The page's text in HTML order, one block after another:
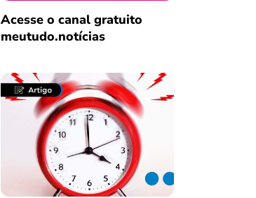
Acesse o canal gratuito
meutudo.notícias